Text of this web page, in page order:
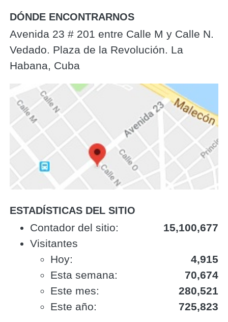
DÓNDE ENCONTRARNOS
Avenida 23 # 201 entre Calle M y Calle N.
Vedado. Plaza de la Revolución. La
Habana, Cuba
ESTADÍSTICAS DEL SITIO
‎Contador del sitio:‎
15,100,677
Visitantes
Hoy:
4,915
Esta semana:
70,674
Este mes:
280,521
Este año:
725,823